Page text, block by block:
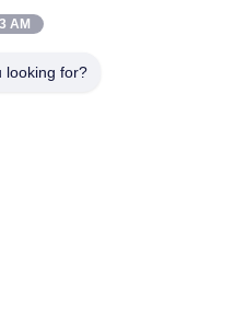
principale de l'excavateur
AM
looking for?